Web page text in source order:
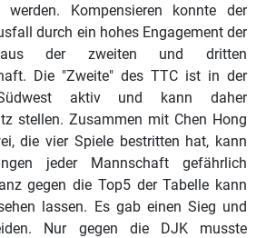
werden. Kompensieren konnte der
durch ein hohes Engagement der
aus der zweiten und dritten
Die "Zweite" des TTC ist in der
aktiv und kann daher
stellen. Zusammen mit Chen Hong
die vier Spiele bestritten hat, kann
jeder Mannschaft gefährlich
gegen die Top5 der Tabelle kann
lassen. Es gab einen Sieg und
Nur gegen die DJK musste